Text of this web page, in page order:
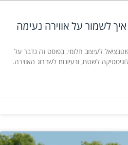
לשמור על אווירה נעימה
לעיצוב חלומי. בפוסט זה נדבר על
לשטח, ורעיונות לשדרוג האווירה.